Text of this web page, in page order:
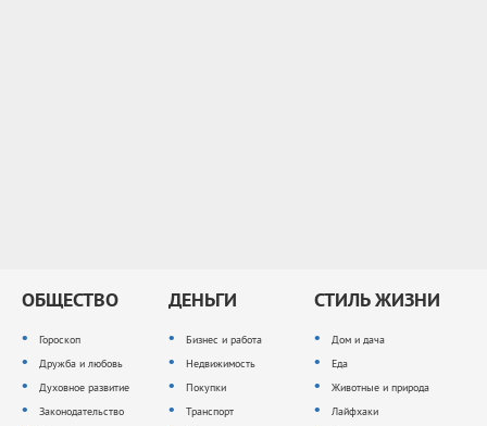
ОБЩЕСТВО
Гороскоп
Дружба и любовь
Духовное развитие
Законодательство
ДЕНЬГИ
Бизнес и работа
Недвижимость
Покупки
Транспорт
СТИЛЬ ЖИЗНИ
Дом и дача
Еда
Животные и природа
Лайфхаки